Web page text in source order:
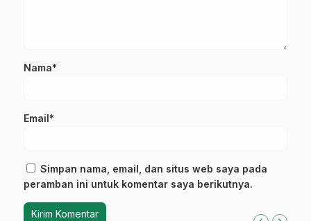
Nama*
Email*
Simpan nama, email, dan situs web saya pada
peramban ini untuk komentar saya berikutnya.